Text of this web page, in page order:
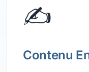
✍️
Contenu